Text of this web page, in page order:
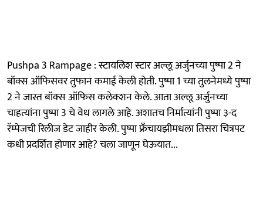
Pushpa 3 Rampage : स्टायलिश स्टार अल्लू अर्जुनच्या पुष्पा 2 ने
बॉक्स ऑफिसवर तुफान कमाई केली होती. पुष्पा 1 च्या तुलनेमध्ये पुष्पा
2 ने जास्त बॉक्स ऑफिस कलेक्शन केले. आता अल्लू अर्जुनच्या
चाहत्यांना पुष्पा 3 चे वेध लागले आहे. अशातच निर्मात्यांनी पुष्पा ३-द
रॅम्पेजची रिलीज डेट जाहीर केली. पुष्पा फ्रँचायझीमधला तिसरा चित्रपट
कधी प्रदर्शित होणार आहे? चला जाणून घेऊयात...